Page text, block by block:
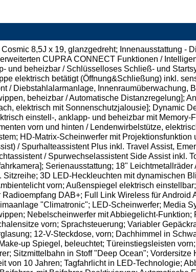
8,5J x 19, glanzgedreht; Innenausstattung -
CUPRA CONNECT Funktionen /
und beheizbar / Schlüsselloses Schließ- und
elektrisch betätigt (Öffnung&Schließung) inkl.
/ Diebstahlalarmanlage, Innenraumüberwachung,
beheizbar / Automatische Distanzregelung];
elektrisch mit Sonnenschutzjalousie]; Dynamic
einstell-, anklapp- und beheizbar mit
vorn und hinten / Lendenwirbelstütze,
HD-Matrix-Scheinwerfer mit
/ Spurhalteassistent Plus inkl. Travel Assist,
/ Spurwechselassistent Side Assist inkl.
Serienausstattung; 18"
3D LED-Heckleuchten mit dynamischen
vorn; Außenspiegel elektrisch
DAB+; Full Link Wireless für
"Climatronic"; LED-Scheinwerfer; Media
Nebelscheinwerfer mit Abbiegelicht-
vorn; Sprachsteuerung; Variabler
12-V-Steckdose, vorn; Dachhimmel in
up Spiegel, beleuchtet; Türeinstiegsleisten
Sitzmittelbahn in Stoff "Deep Ocean";
von 10 Jahren; Tagfahrlicht in LED-Technologie;